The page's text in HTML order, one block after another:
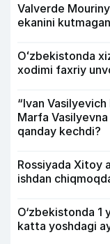
Valverde
ekanini
Oʻzbekistonda
xodimi faxriy
“Ivan
Marfa
qanday kechdi?
Rossiyada Xitoy
ishdan
O‘zbekistonda 1
katta yoshdagi